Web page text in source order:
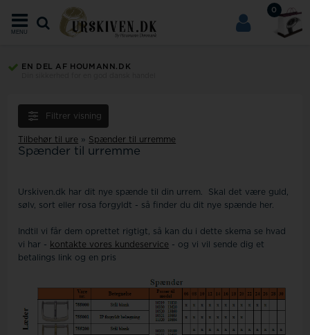
0
MENU
EN DEL AF HOUMANN.DK
Filtrer visning
Tilbehør til ure » Spænder til urremme
Spænder til urremme
Urskiven.dk har dit nye spænde til din urrem. Skal det være guld,
sølv, sort eller rosa forgyldt - så finder du dit nye spænde her.
Indtil vi får dem oprettet rigtigt, så kan du i dette skema se hvad
vi har - kontakte vores kundeservice - og vi vil sende dig et
betalings link og en pris